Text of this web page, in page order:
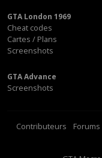
GTA London 1969
Cheat codes
Cartes / Plans
Screenshots
GTA Advance
Screenshots
Contributeurs Forums